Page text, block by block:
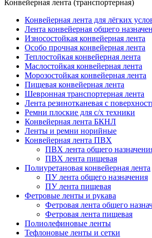
Конвейерная лента (транспортерная)
Конвейерная лента для лёгких
Лента конвейерная общего
Износостойкая конвейерная лента
Особо прочная конвейерная лента
Теплостойкая конвейерная лента
Маслостойкая конвейерная лента
Морозостойкая конвейерная лента
Пищевая конвейерная лента
Шевронная транспортерная лента
Лента резинотканевая с
Ремни плоские для с/х техники
Конвейерная лента БКНЛ
Ленты и ремни норийные
Конвейерная лента ПВХ
ПВХ лента общего
ПВХ лента пищевая
Полиуретановая конвейерная лента
ПУ лента общего назначения
ПУ лента пищевая
Фетровые ленты и рукава
Фетровая лента общего
Фетровая лента пищевая
Полиолефиновые ленты
Тефлоновые ленты и сетки